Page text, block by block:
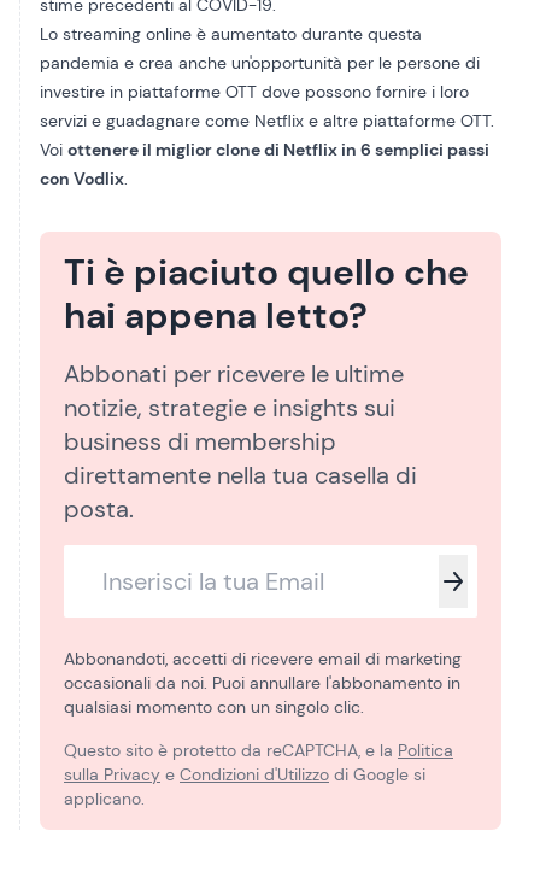
stime precedenti al COVID-19.
Lo streaming online è aumentato durante questa
pandemia e crea anche un'opportunità per le persone di
investire in piattaforme OTT dove possono fornire i loro
servizi e guadagnare come Netflix e altre piattaforme OTT.
Voi ottenere il miglior clone di Netflix in 6 semplici passi
con Vodlix.
Ti è piaciuto quello che
hai appena letto?
Abbonati per ricevere le ultime
notizie, strategie e insights sui
business di membership
direttamente nella tua casella di
posta.
Abbonandoti, accetti di ricevere email di marketing
occasionali da noi. Puoi annullare l'abbonamento in
qualsiasi momento con un singolo clic.
Questo sito è protetto da reCAPTCHA, e la Politica
sulla Privacy e Condizioni d'Utilizzo di Google si
applicano.